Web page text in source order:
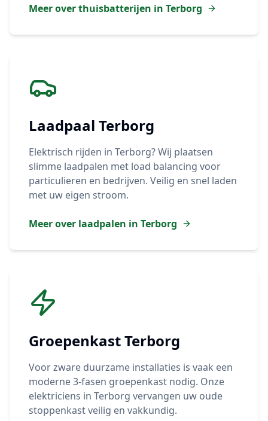
Meer over thuisbatterijen in Terborg
Laadpaal Terborg
Elektrisch rijden in Terborg? Wij plaatsen
slimme laadpalen met load balancing voor
particulieren en bedrijven. Veilig en snel laden
met uw eigen stroom.
Meer over laadpalen in Terborg
GroepenkastTerborg
Voor zware duurzame installaties is vaak een
moderne 3-fasen groepenkast nodig. Onze
elektriciens in Terborg vervangen uw oude
stoppenkast veilig en vakkundig.